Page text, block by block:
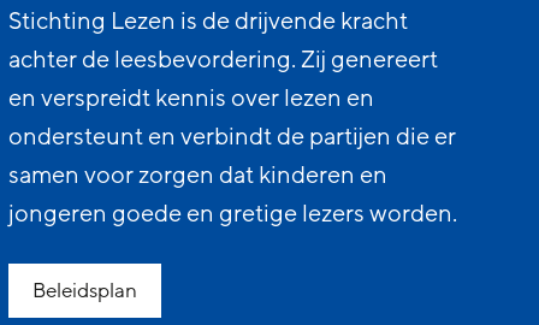
Stichting Lezen is de drijvende kracht
achter de leesbevordering. Zij genereert
en verspreidt kennis over lezen en
ondersteunt en verbindt de partijen die er
samen voor zorgen dat kinderen en
jongeren goede en gretige lezers worden.
Beleidsplan